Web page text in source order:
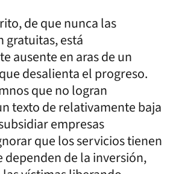
de que nunca las
gratuitas, está
ausente en aras de un
desalienta el progreso.
que no logran
texto de relativamente baja
empresas
que los servicios tienen
dependen de la inversión,